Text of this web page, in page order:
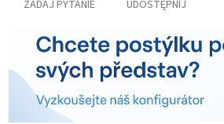
ZADAJ PYTANIE UDOSTĘPNIJ